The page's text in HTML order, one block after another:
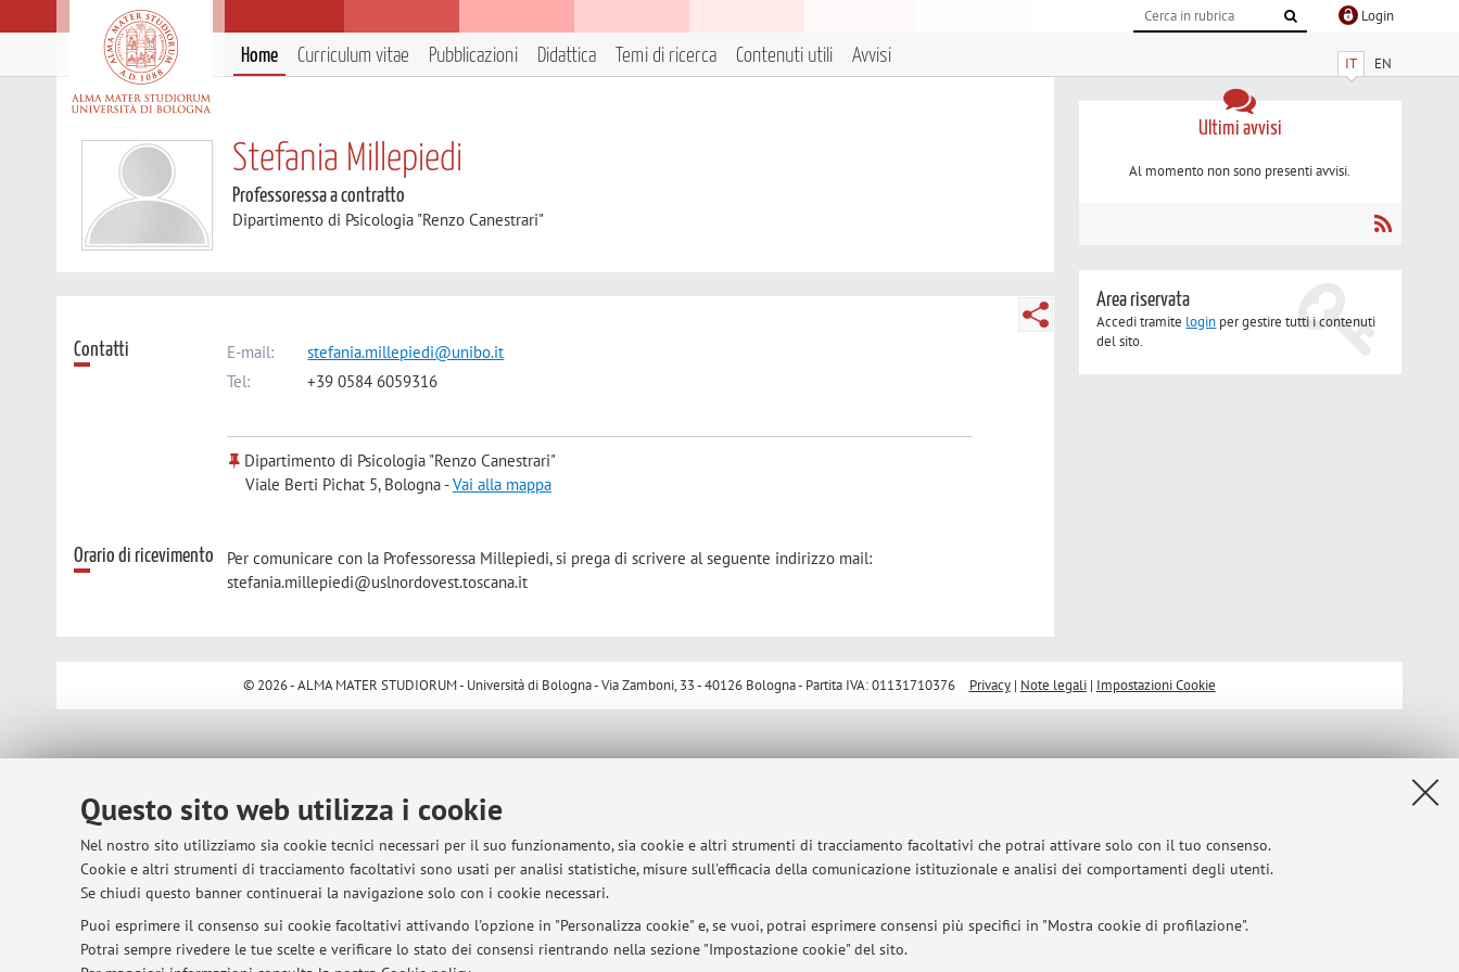
Questo sito web utilizza i cookie
Nel nostro sito utilizziamo sia cookie tecnici necessari per il suo funzionamento, sia cookie e altri strumenti di tracciamento facoltativi che potrai attivare solo con il tuo consenso.
Cookie e altri strumenti di tracciamento facoltativi sono usati per analisi statistiche, misure sull'efficacia della comunicazione istituzionale e analisi dei comportamenti degli utenti.
Se chiudi questo banner continuerai la navigazione solo con i cookie necessari.
Puoi esprimere il consenso sui cookie facoltativi attivando l'opzione in "Personalizza cookie" e, se vuoi, potrai esprimere consensi più specifici in "Mostra cookie di profilazione".
Potrai sempre rivedere le tue scelte e verificare lo stato dei consensi rientrando nella sezione "Impostazione cookie" del sito.
Login
IT EN
Home Curriculum vitae Pubblicazioni Didattica Temi di ricerca Contenuti utili Avvisi
Stefania Millepiedi
Professoressa a contratto
Dipartimento di Psicologia "Renzo Canestrari"
Contatti E-mail:
stefania.millepiedi@unibo.it
Tel:
+39 0584 6059316
Dipartimento di Psicologia "Renzo Canestrari"
Viale Berti Pichat 5, Bologna -Vai alla mappa
Orario di ricevimento
Per comunicare con la Professoressa Millepiedi, si prega di scrivere al seguente indirizzo mail:
stefania.millepiedi@uslnordovest.toscana.it
Ultimi avvisi
Al momento non sono presenti avvisi.
Area riservata
Accedi tramite login per gestire tutti i contenuti
del sito.
© 2026 - ALMA MATER STUDIORUM - Università di Bologna - Via Zamboni, 33 - 40126 Bologna - Partita IVA: 01131710376 Privacy| Note legali| Impostazioni Cookie